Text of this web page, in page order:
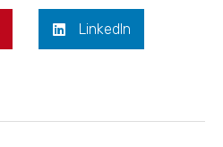
LinkedIn